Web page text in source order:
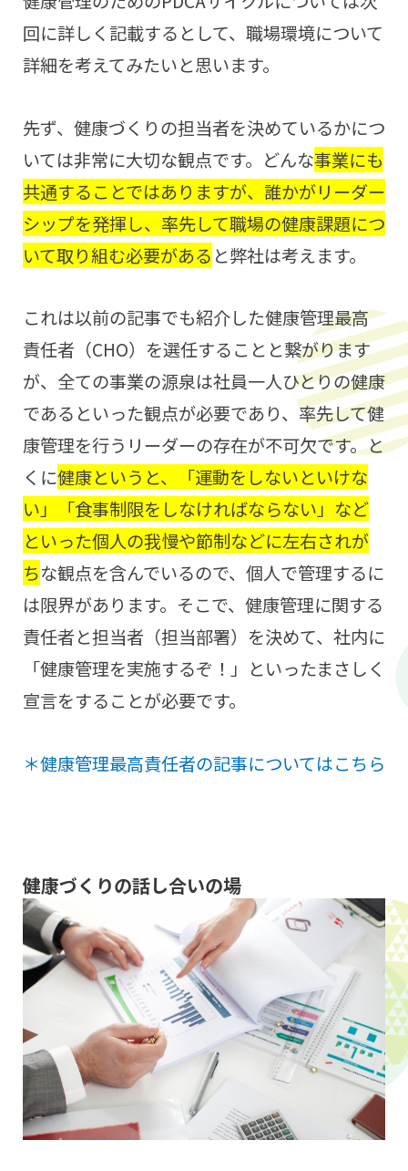
回に詳しく記載するとして、職場環境について
詳細を考えてみたいと思います。
先ず、健康づくりの担当者を決めているかにつ
いては非常に大切な観点です。どんな事業にも
共通することではありますが、誰かがリーダー
シップを発揮し、率先して職場の健康課題につ
いて取り組む必要がある と弊社は考えます。
これは以前の記事でも紹介した健康管理最高
責任者（CHO）を選任することと繋がります
が、全ての事業の源泉は社員一人ひとりの健康
であるといった観点が必要であり、率先して健
康管理を行うリーダーの存在が不可欠です。と
くに健康というと、「運動をしないといけな
い」「食事制限をしなければならない」など
といった個人の我慢や節制などに左右されが
ちな観点を含んでいるので、個人で管理するに
は限界があります。そこで、健康管理に関する
責任者と担当者（担当部署）を決めて、社内に
「健康管理を実施するぞ！」といったまさしく
宣言をすることが必要です。
＊健康管理最高責任者の記事についてはこちら
健康づくりの話し合いの場